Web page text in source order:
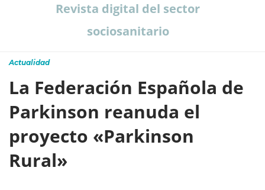
Revista digital del sector
sociosanitario
Actualidad
La Federación Española de
Parkinson reanuda el
proyecto «Parkinson
Rural»